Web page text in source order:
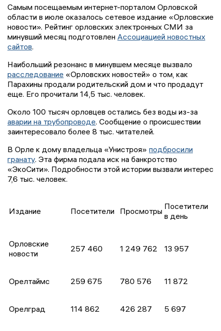
Самым посещаемым интернет-порталом Орловской
области в июле оказалось сетевое издание «Орловские
новости». Рейтинг орловских электронных СМИ за
минувший месяц подготовлен Ассоциацией новостных
сайтов.
Наибольший резонанс в минувшем месяце вызвало
расследование «Орловских новостей» о том, как
Парахины продали родительский дом и что продадут
еще. Его прочитали 14,5 тыс. человек.
Около 100 тысяч орловцев остались без воды из-за
аварии на трубопроводе. Сообщение о происшествии
заинтересовало более 8 тыс. читателей.
В Орле к дому владельца «Унистроя» подбросили
гранату. Эта фирма подала иск на банкротство
«ЭкоСити». Подробности этой истории вызвали интерес
7,6 тыс. человек.
Издание Посетители Просмотры Посетители
в день
Орловские
новости
257 460 1 249 762 13 957
Орелтаймс 259 675 780 576 11 872
Орелград 114 862 426 287 5 697